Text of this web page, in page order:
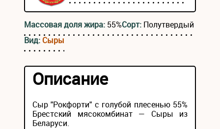
Массовая доля жира: 55%Сорт: Полутвердый
Вид: Сыры
Описание
Сыр "Рокфорти" с голубой плесенью 55%
Брестский мясокомбинат — Сыры из
Беларуси.